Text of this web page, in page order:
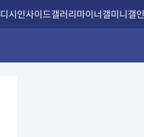
디시인사이드갤러리마이너갤미니갤